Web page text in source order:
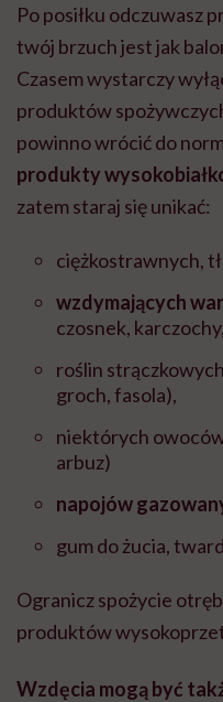
Po posiłku odczuwasz
twój brzuch jest jak
Czasem wystarczy
produktów
powinno wrócić do
produkty
zatem staraj się unikać:
ciężkostrawnych,
wzdymających
czosnek,
roślin
groch, fasola),
niektórych
arbuz)
napojów
gum do żucia,
Ogranicz spożycie
produktów
Wzdęcia mogą być